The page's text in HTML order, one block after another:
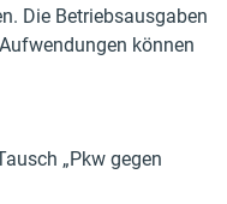
Die Betriebsausgaben
können
„Pkw gegen